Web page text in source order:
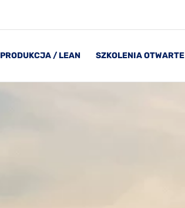
PRODUKCJA / LEAN SZKOLENIA OTWARTE